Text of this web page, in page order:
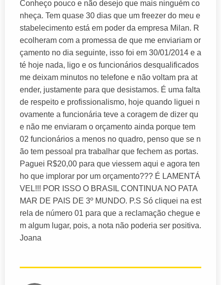
Conheço pouco e não desejo que mais ninguém co
nheça. Tem quase 30 dias que um freezer do meu e
stabelecimento está em poder da empresa Milan. R
ecolheram com a promessa de que me enviariam or
çamento no dia seguinte, isso foi em 30/01/2014 e a
té hoje nada, ligo e os funcionários desqualificados
me deixam minutos no telefone e não voltam pra at
ender, justamente para que desistamos. É uma falta
de respeito e profissionalismo, hoje quando liguei n
ovamente a funcionária teve a coragem de dizer qu
e não me enviaram o orçamento ainda porque tem
02 funcionários a menos no quadro, penso que se n
ão tem pessoal pra trabalhar que fechem as portas.
Paguei R$20,00 para que viessem aqui e agora ten
ho que implorar por um orçamento??? É LAMENTÁ
VEL!!! POR ISSO O BRASIL CONTINUA NO PATA
MAR DE PAIS DE 3º MUNDO. P.S Só cliquei na est
rela de número 01 para que a reclamação chegue e
m algum lugar, pois, a nota não poderia ser positiva.
Joana